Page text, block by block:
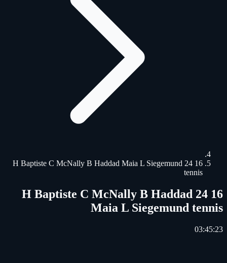
16 24 H Baptiste C McNally B Haddad Maia L Siegemund
tennis
16 24 H Baptiste C McNally B Haddad
Maia L Siegemund tennis
03:45:23